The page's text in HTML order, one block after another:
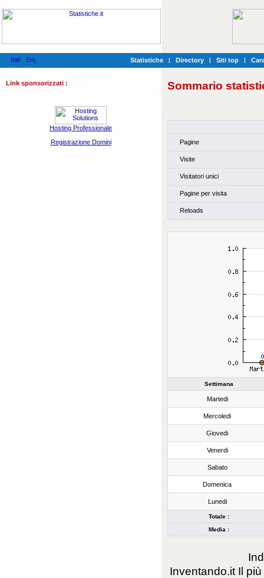
Statistiche | Directory | Siti top |
Link sponsorizzati :
Hosting Professionale
Registrazione Domini
Sommario
Pagine
Visite
Visitatori unici
Pagine per visita
Reloads
Settimana
Martedi
Mercoledi
Giovedi
Venerdi
Sabato
Domenica
Lunedi
Totale :
Media :
Inventando.it Il